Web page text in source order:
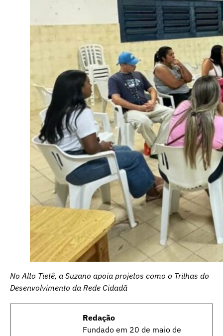
No Alto Tietê, a Suzano apoia projetos como o Trilhas do
Desenvolvimento da Rede Cidadã
Redação
Fundado em 20 de maio de